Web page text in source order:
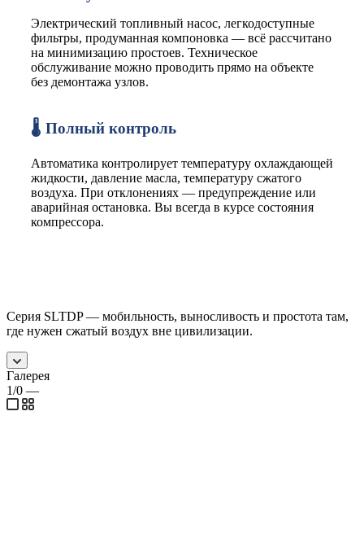
Электрический топливный насос, легкодоступные
фильтры, продуманная компоновка — всё рассчитано
на минимизацию простоев. Техническое
обслуживание можно проводить прямо на объекте
без демонтажа узлов.
🌡️ Полный контроль
Автоматика контролирует температуру охлаждающей
жидкости, давление масла, температуру сжатого
воздуха. При отклонениях — предупреждение или
аварийная остановка. Вы всегда в курсе состояния
компрессора.
Серия SLTDP — мобильность, выносливость и простота там,
где нужен сжатый воздух вне цивилизации.
Галерея
1/0 —